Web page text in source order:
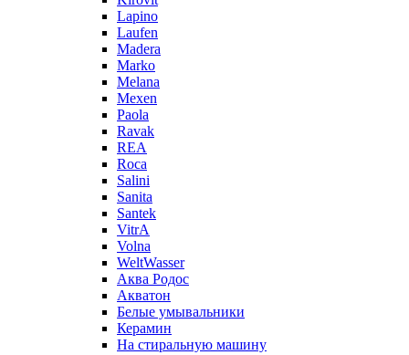
Lapino
Laufen
Madera
Marko
Melana
Mexen
Paola
Ravak
REA
Roca
Salini
Sanita
Santek
VitrA
Volna
WeltWasser
Аква Родос
Акватон
Белые умывальники
Керамин
На стиральную машину